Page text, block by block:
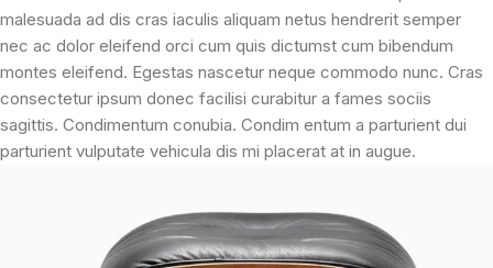
malesuada ad dis cras iaculis aliquam netus hendrerit semper
nec ac dolor eleifend orci cum quis dictumst cum bibendum
montes eleifend. Egestas nascetur neque commodo nunc. Cras
consectetur ipsum donec facilisi curabitur a fames sociis
sagittis. Condimentum conubia. Condim entum a parturient dui
parturient vulputate vehicula dis mi placerat at in augue.